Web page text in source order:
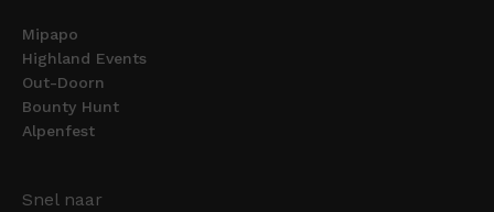
Mipapo
Highland Events
Out-Doorn
Bounty Hunt
Alpenfest
Snel naar